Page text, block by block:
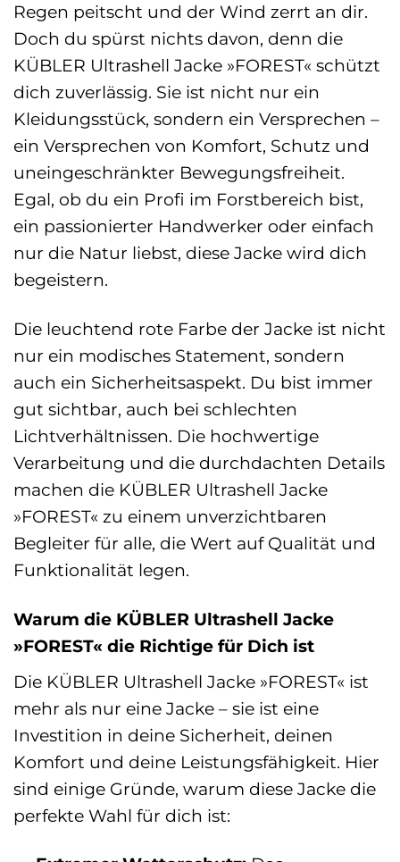
Regen peitscht und der Wind zerrt an dir.
Doch du spürst nichts davon, denn die
KÜBLER Ultrashell Jacke »FOREST« schützt
dich zuverlässig. Sie ist nicht nur ein
Kleidungsstück, sondern ein Versprechen –
ein Versprechen von Komfort, Schutz und
uneingeschränkter Bewegungsfreiheit.
Egal, ob du ein Profi im Forstbereich bist,
ein passionierter Handwerker oder einfach
nur die Natur liebst, diese Jacke wird dich
begeistern.
Die leuchtend rote Farbe der Jacke ist nicht
nur ein modisches Statement, sondern
auch ein Sicherheitsaspekt. Du bist immer
gut sichtbar, auch bei schlechten
Lichtverhältnissen. Die hochwertige
Verarbeitung und die durchdachten Details
machen die KÜBLER Ultrashell Jacke
»FOREST« zu einem unverzichtbaren
Begleiter für alle, die Wert auf Qualität und
Funktionalität legen.
Warum die KÜBLER Ultrashell Jacke
»FOREST« die Richtige für Dich ist
Die KÜBLER Ultrashell Jacke »FOREST« ist
mehr als nur eine Jacke – sie ist eine
Investition in deine Sicherheit, deinen
Komfort und deine Leistungsfähigkeit. Hier
sind einige Gründe, warum diese Jacke die
perfekte Wahl für dich ist: